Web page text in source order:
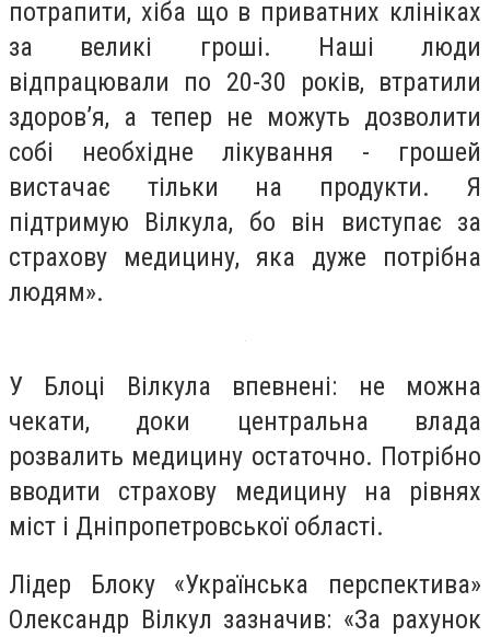
потрапити, хіба що в приватних клініках
за великі гроші. Наші люди
відпрацювали по 20-30 років, втратили
здоров’я, а тепер не можуть дозволити
собі необхідне лікування - грошей
вистачає тільки на продукти. Я
підтримую Вілкула, бо він виступає за
страхову медицину, яка дуже потрібна
людям».
У Блоці Вілкула впевнені: не можна
чекати, доки центральна влада
розвалить медицину остаточно. Потрібно
вводити страхову медицину на рівнях
міст і Дніпропетровської області.
Лідер Блоку «Українська перспектива»
Олександр Вілкул зазначив: «За рахунок